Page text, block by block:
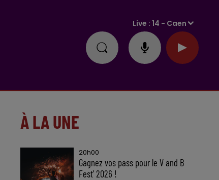
Live :14 - Caen
À LA UNE
20h00
Gagnez vos pass pour le V and B
Fest' 2026 !